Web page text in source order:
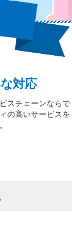
対応
スチェーンならで
の高いサービスを